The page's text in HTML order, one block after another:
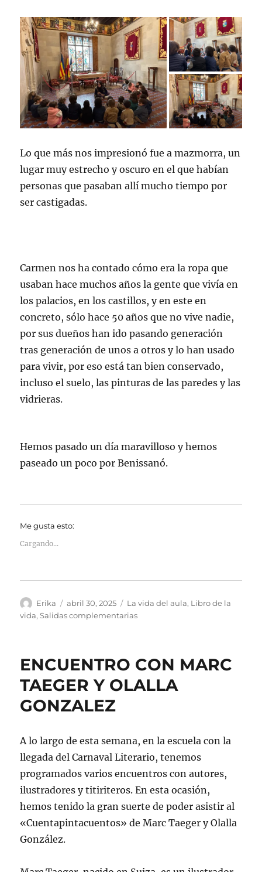
Lo que más nos impresionó fue a mazmorra, un
lugar muy estrecho y oscuro en el que habían
personas que pasaban allí mucho tiempo por
ser castigadas.
Carmen nos ha contado cómo era la ropa que
usaban hace muchos años la gente que vivía en
los palacios, en los castillos, y en este en
concreto, sólo hace 50 años que no vive nadie,
por sus dueños han ido pasando generación
tras generación de unos a otros y lo han usado
para vivir, por eso está tan bien conservado,
incluso el suelo, las pinturas de las paredes y las
vidrieras.
Hemos pasado un día maravilloso y hemos
paseado un poco por Benissanó.
Me gusta esto:
Cargando...
Autor
Erika
Publicado
el
abril 30, 2025 Categorías
La vida del aula, Libro de la
vida,Salidas complementarias
ENCUENTRO CON MARC
TAEGER Y OLALLA
GONZALEZ
A lo largo de esta semana, en la escuela con la
llegada del Carnaval Literario, tenemos
programados varios encuentros con autores,
ilustradores y titiriteros. En esta ocasión,
hemos tenido la gran suerte de poder asistir al
«Cuentapintacuentos» de Marc Taeger y Olalla
González.